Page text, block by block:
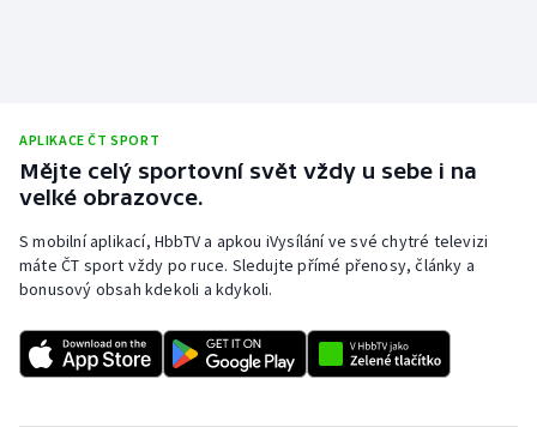
Triatlon
Veslování
Vodní slalom
Volejbal
APLIKACE ČT SPORT
Mějte celý sportovní svět vždy u sebe i na
velké obrazovce.
S mobilní aplikací, HbbTV a apkou iVysílání ve své chytré televizi
máte ČT sport vždy po ruce. Sledujte přímé přenosy, články a
bonusový obsah kdekoli a kdykoli.